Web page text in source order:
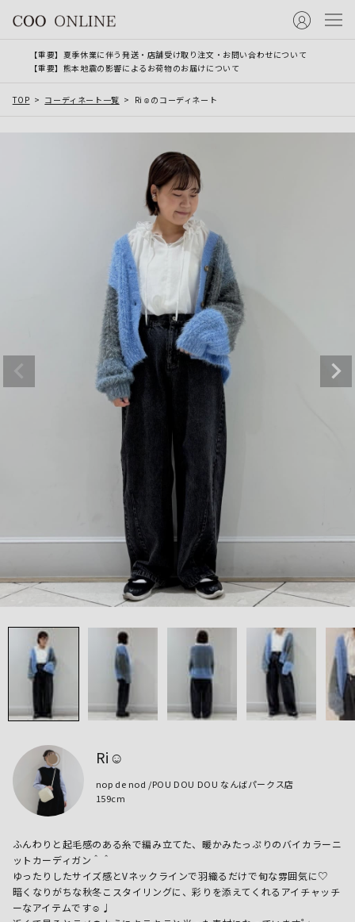
【重要】夏季休業に伴う発送・店舗受け取り注文・お問い合わせについて
【重要】熊本地震の影響によるお荷物のお届けについて
TOP コーディネート一覧 Ri☺︎のコーディネート
Ri☺︎
nop de nod /POU DOU DOU なんばパークス店
159cm
ふんわりと起毛感のある糸で編み立てた、暖かみたっぷりのバイカラーニ
ットカーディガン＾＾
ゆったりしたサイズ感とVネックラインで羽織るだけで旬な雰囲気に♡
暗くなりがちな秋冬こスタイリングに、彩りを添えてくれるアイチャッチ
ーなアイテムです☺︎♩